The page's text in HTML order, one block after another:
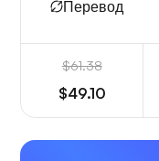
Перевод
$61.38
$49.10